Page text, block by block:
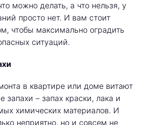
можно делать, а что нельзя, у
просто нет. И вам стоит
чтобы максимально оградить
ситуаций.
в квартире или доме витают
запахи – запах краски, лака и
химических материалов. И
неприятно, но и совсем не